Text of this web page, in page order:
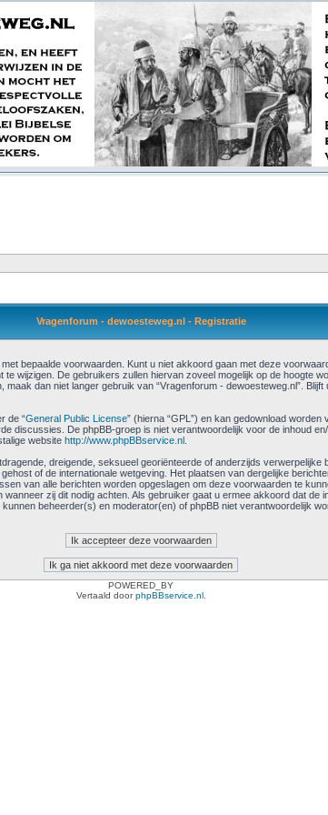
Vragenforum - dewoesteweg.nl - Registratie
bepaalde voorwaarden. Kunt u niet akkoord gaan met deze
wijzigen. De gebruikers zullen hiervan zoveel mogelijk op de hoogte
dan niet langer gebruik van “Vragenforum - dewoesteweg.nl”.
de “General Public License” (hierna “GPL”) en kan gedownload worden
discussies. De phpBB-groep is niet verantwoordelijk voor de inhoud
website http://www.phpBBservice.nl.
dreigende, seksueel georiënteerde of anderzijds
of de internationale wetgeving. Het plaatsen van dergelijke
van alle berichten worden opgeslagen om deze voorwaarden te
zij dit nodig achten. Als gebruiker gaat u ermee akkoord dat de
beheerder(s) en moderator(en) of phpBB niet verantwoordelijk
POWERED_BY
Vertaald doorphpBBservice.nl.